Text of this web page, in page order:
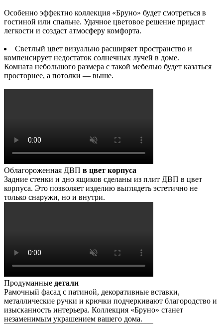
Особенно эффектно коллекция «Бруно» будет смотреться в
гостиной или спальне. Удачное цветовое решение придаст
легкости и создаст атмосферу комфорта.
Светлый цвет визуально расширяет пространство и
компенсирует недостаток солнечных лучей в доме.
Комната небольшого размера с такой мебелью будет казаться
просторнее, а потолки — выше.
Облагороженная ДВП в цвет корпуса
Задние стенки и дно ящиков сделаны из плит ДВП в цвет
корпуса. Это позволяет изделию выглядеть эстетично не
только снаружи, но и внутри.
Продуманные детали
Рамочный фасад с патиной, декоративные вставки,
металлические ручки и крючки подчеркивают благородство и
изысканность интерьера. Коллекция «Бруно» станет
незаменимым украшением вашего дома.